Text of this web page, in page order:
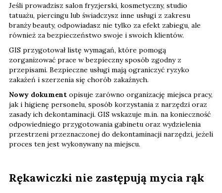
Jeśli prowadzisz salon fryzjerski, kosmetyczny, studio
tatuażu, piercingu lub świadczysz inne usługi z zakresu
branży beauty, odpowiadasz nie tylko za efekt zabiegu, ale
również za bezpieczeństwo swoje i swoich klientów.
GIS przygotował listę wymagań, które pomogą
zorganizować prace w bezpieczny sposób zgodny z
przepisami. Bezpieczne usługi mają ograniczyć ryzyko
zakażeń i szerzenia się chorób zakaźnych.
Nowy dokument opisuje zarówno organizację miejsca pracy,
jak i higienę personelu, sposób korzystania z narzędzi oraz
zasady ich dekontaminacji. GIS wskazuje m.in. na konieczność
odpowiedniego przygotowania gabinetu oraz wydzielenia
przestrzeni przeznaczonej do dekontaminacji narzędzi, jeżeli
proces ten jest wykonywany na miejscu.
Rękawiczki nie zastępują mycia rąk